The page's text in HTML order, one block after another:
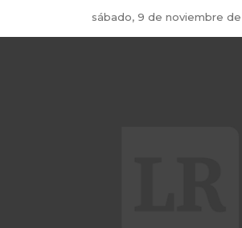
sábado, 9 de noviembre de